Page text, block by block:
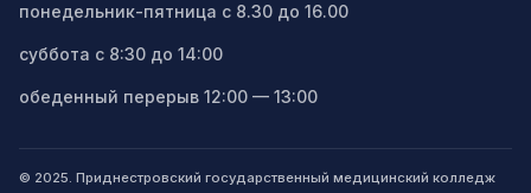
понедельник-пятница с 8.30 до 16.00
суббота с 8:30 до 14:00
обеденный перерыв 12:00 — 13:00
© 2025. Приднестровский государственный медицинский колледж